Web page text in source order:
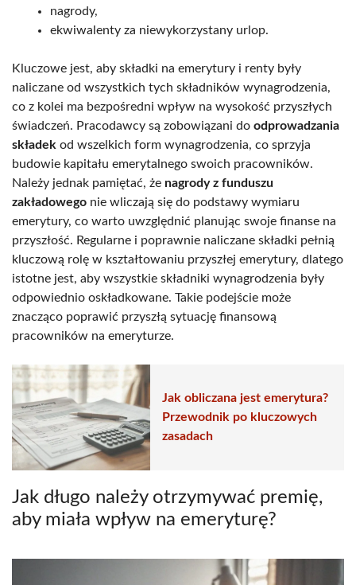
nagrody,
ekwiwalenty za niewykorzystany urlop.
Kluczowe jest, aby składki na emerytury i renty były
naliczane od wszystkich tych składników wynagrodzenia,
co z kolei ma bezpośredni wpływ na wysokość przyszłych
świadczeń. Pracodawcy są zobowiązani do odprowadzania
składek od wszelkich form wynagrodzenia, co sprzyja
budowie kapitału emerytalnego swoich pracowników.
Należy jednak pamiętać, że nagrody z funduszu
zakładowego nie wliczają się do podstawy wymiaru
emerytury, co warto uwzględnić planując swoje finanse na
przyszłość. Regularne i poprawnie naliczane składki pełnią
kluczową rolę w kształtowaniu przyszłej emerytury, dlatego
istotne jest, aby wszystkie składniki wynagrodzenia były
odpowiednio oskładkowane. Takie podejście może
znacząco poprawić przyszłą sytuację finansową
pracowników na emeryturze.
Jak obliczana jest emerytura?
Przewodnik po kluczowych
zasadach
Jak długo należy otrzymywać premię,
aby miała wpływ na emeryturę?